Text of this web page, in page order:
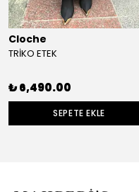
Cloche
TRİKO ETEK
₺ 6,490.00
SEPETE EKLE